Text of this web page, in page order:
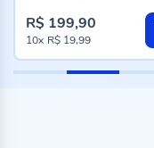
R$ 199,90
10x R$ 19,99